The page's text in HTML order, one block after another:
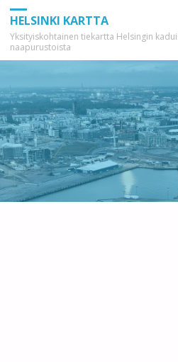
HELSINKI KARTTA
Yksityiskohtainen tiekartta Helsingin
naapurustoista